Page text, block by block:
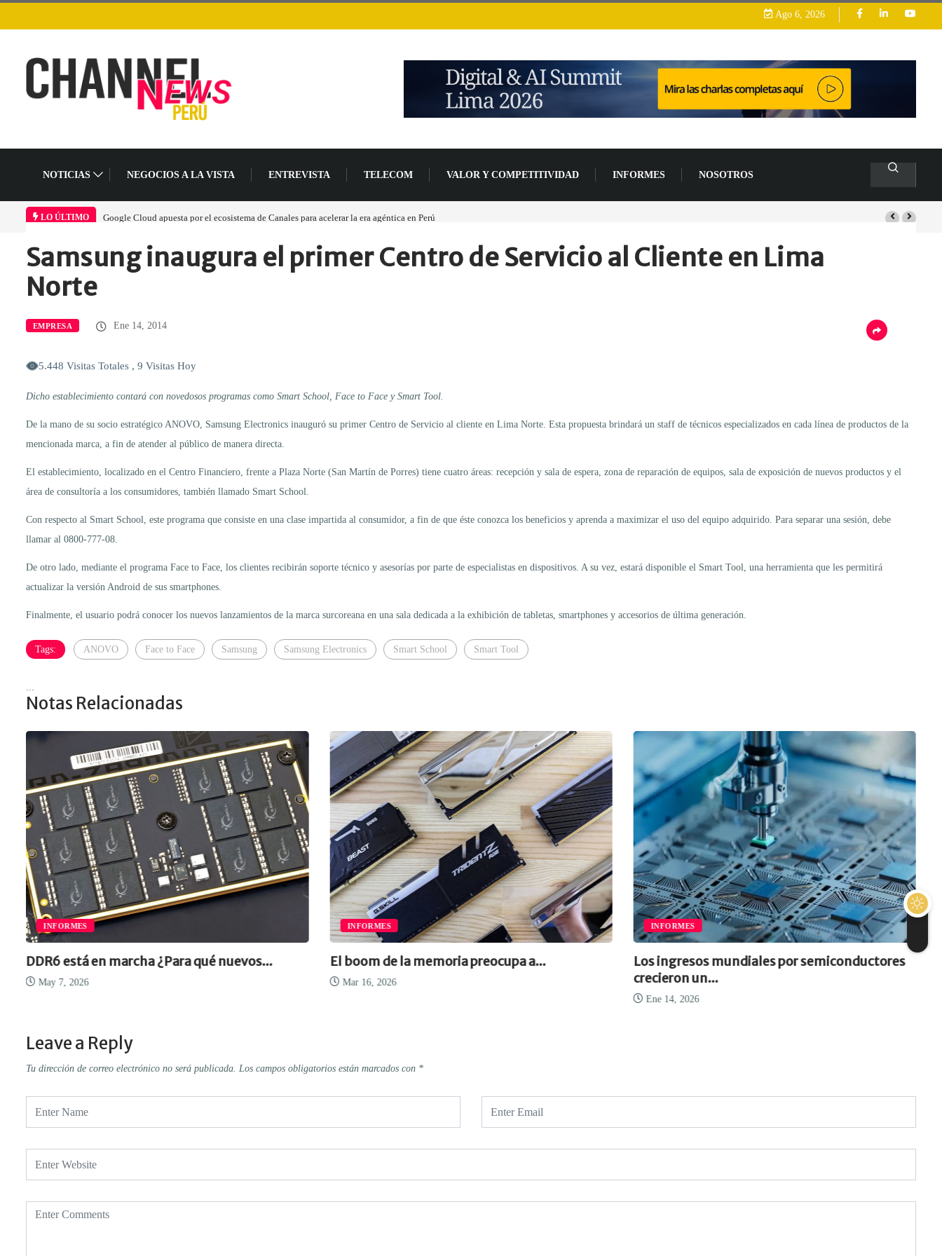
Ago 6, 2026
NOTICIAS NEGOCIOS A LA VISTA ENTREVISTA TELECOM VALOR Y COMPETITIVIDAD INFORMES NOSOTROS
LO ÚLTIMO Google Cloud apuesta por el ecosistema de Canales para acelerar la era agéntica en Perú
Home Empresa Samsung inaugura el…
Samsung inaugura el primer Centro de Servicio al Cliente en Lima
Norte
EMPRESA Ene 14, 2014
5.448 Visitas Totales , 9 Visitas Hoy
Dicho establecimiento contará con novedosos programas como Smart School, Face to Face y Smart Tool.
De la mano de su socio estratégico ANOVO, Samsung Electronics inauguró su primer Centro de Servicio al cliente en Lima Norte. Esta propuesta brindará un staff de técnicos especializados en cada línea de productos de la
mencionada marca, a fin de atender al público de manera directa.
El establecimiento, localizado en el Centro Financiero, frente a Plaza Norte (San Martín de Porres) tiene cuatro áreas: recepción y sala de espera, zona de reparación de equipos, sala de exposición de nuevos productos y el
área de consultoría a los consumidores, también llamado Smart School.
Con respecto al Smart School, este programa que consiste en una clase impartida al consumidor, a fin de que éste conozca los beneficios y aprenda a maximizar el uso del equipo adquirido. Para separar una sesión, debe
llamar al 0800-777-08.
De otro lado, mediante el programa Face to Face, los clientes recibirán soporte técnico y asesorías por parte de especialistas en dispositivos. A su vez, estará disponible el Smart Tool, una herramienta que les permitirá
actualizar la versión Android de sus smartphones.
Finalmente, el usuario podrá conocer los nuevos lanzamientos de la marca surcoreana en una sala dedicada a la exhibición de tabletas, smartphones y accesorios de última generación.
Tags: ANOVO Face to Face Samsung Samsung Electronics Smart School Smart Tool
Notas Relacionadas
INFORMES
DDR6 está en marcha ¿Para qué nuevos...
May 7, 2026
INFORMES
El boom de la memoria preocupa a...
Mar 16, 2026
INFORMES
Los ingresos mundiales por semiconductores
crecieron un...
Ene 14, 2026
Leave a Reply
Tu dirección de correo electrónico no será publicada. Los campos obligatorios están marcados con *